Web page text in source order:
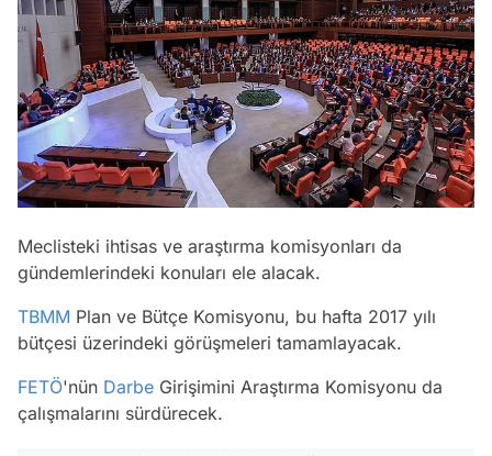
Meclisteki ihtisas ve araştırma komisyonları da
gündemlerindeki konuları ele alacak.
TBMM Plan ve Bütçe Komisyonu, bu hafta 2017 yılı
bütçesi üzerindeki görüşmeleri tamamlayacak.
FETÖ'nün Darbe Girişimini Araştırma Komisyonu da
çalışmalarını sürdürecek.